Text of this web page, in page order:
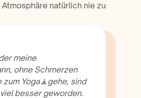
natürlich nie zu
meine
ohne Schmerzen
Yoga🧘gehe, sind
besser geworden.